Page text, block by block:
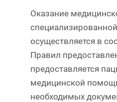
Оказание
осуществляется в
Правил
предоставляется
медицинской
необходимых